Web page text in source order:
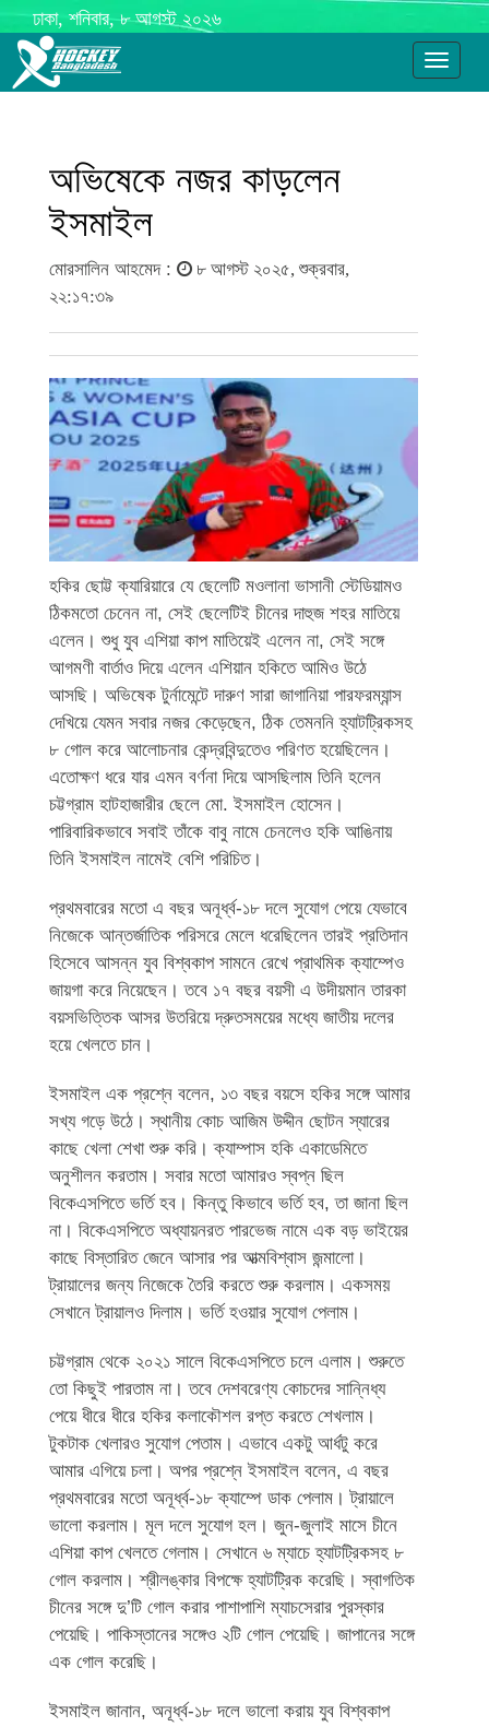
ঢাকা, শনিবার, ৮ আগস্ট ২০২৬
Toggle
অভিষেকে নজর কাড়লেন
ইসমাইল
মোরসালিন আহমেদ :
৮ আগস্ট ২০২৫, শুক্রবার,
২২:১৭:৩৯
হকির ছোট্ট ক্যারিয়ারে যে ছেলেটি মওলানা ভাসানী স্টেডিয়ামও
ঠিকমতো চেনেন না, সেই ছেলেটিই চীনের দাহুজ শহর মাতিয়ে
এলেন। শুধু যুব এশিয়া কাপ মাতিয়েই এলেন না, সেই সঙ্গে
আগমণী বার্তাও দিয়ে এলেন এশিয়ান হকিতে আমিও উঠে
আসছি। অভিষেক টুর্নামেন্টে দারুণ সারা জাগানিয়া পারফরম্যান্স
দেখিয়ে যেমন সবার নজর কেড়েছেন, ঠিক তেমননি হ্যাটট্রিকসহ
৮ গোল করে আলোচনার কেন্দ্রবিন্দুতেও পরিণত হয়েছিলেন।
এতোক্ষণ ধরে যার এমন বর্ণনা দিয়ে আসছিলাম তিনি হলেন
চট্টগ্রাম হাটহাজারীর ছেলে মো. ইসমাইল হোসেন।
পারিবারিকভাবে সবাই তাঁকে বাবু নামে চেনলেও হকি আঙিনায়
তিনি ইসমাইল নামেই বেশি পরিচিত।
প্রথমবারের মতো এ বছর অনূর্ধ্ব-১৮ দলে সুযোগ পেয়ে যেভাবে
নিজেকে আন্তর্জাতিক পরিসরে মেলে ধরেছিলেন তারই প্রতিদান
হিসেবে আসন্ন যুব বিশ্বকাপ সামনে রেখে প্রাথমিক ক্যাম্পেও
জায়গা করে নিয়েছেন। তবে ১৭ বছর বয়সী এ উদীয়মান তারকা
বয়সভিত্তিক আসর উতরিয়ে দ্রুতসময়ের মধ্যে জাতীয় দলের
হয়ে খেলতে চান।
ইসমাইল এক প্রশ্নে বলেন, ১৩ বছর বয়সে হকির সঙ্গে আমার
সখ্য গড়ে উঠে। স্থানীয় কোচ আজিম উদ্দীন ছোটন স্যারের
কাছে খেলা শেখা শুরু করি। ক্যাম্পাস হকি একাডেমিতে
অনুশীলন করতাম। সবার মতো আমারও স্বপ্ন ছিল
বিকেএসপিতে ভর্তি হব। কিন্তু কিভাবে ভর্তি হব, তা জানা ছিল
না। বিকেএসপিতে অধ্যায়নরত পারভেজ নামে এক বড় ভাইয়ের
কাছে বিস্তারিত জেনে আসার পর আত্মবিশ্বাস জন্মালো।
ট্রায়ালের জন্য নিজেকে তৈরি করতে শুরু করলাম। একসময়
সেখানে ট্রায়ালও দিলাম। ভর্তি হওয়ার সুযোগ পেলাম।
চট্টগ্রাম থেকে ২০২১ সালে বিকেএসপিতে চলে এলাম। শুরুতে
তো কিছুই পারতাম না। তবে দেশবরেণ্য কোচদের সান্নিধ্য
পেয়ে ধীরে ধীরে হকির কলাকৌশল রপ্ত করতে শেখলাম।
টুকটাক খেলারও সুযোগ পেতাম। এভাবে একটু আর্ধটু করে
আমার এগিয়ে চলা। অপর প্রশ্নে ইসমাইল বলেন, এ বছর
প্রথমবারের মতো অনূর্ধ্ব-১৮ ক্যাম্পে ডাক পেলাম। ট্রায়ালে
ভালো করলাম। মূল দলে সুযোগ হল। জুন-জুলাই মাসে চীনে
এশিয়া কাপ খেলতে গেলাম। সেখানে ৬ ম্যাচে হ্যাটট্রিকসহ ৮
গোল করলাম। শ্রীলঙ্কার বিপক্ষে হ্যাটট্রিক করেছি। স্বাগতিক
চীনের সঙ্গে দু’টি গোল করার পাশাপাশি ম্যাচসেরার পুরস্কার
পেয়েছি। পাকিস্তানের সঙ্গেও ২টি গোল পেয়েছি। জাপানের সঙ্গে
এক গোল করেছি।
ইসমাইল জানান, অনূর্ধ্ব-১৮ দলে ভালো করায় যুব বিশ্বকাপ